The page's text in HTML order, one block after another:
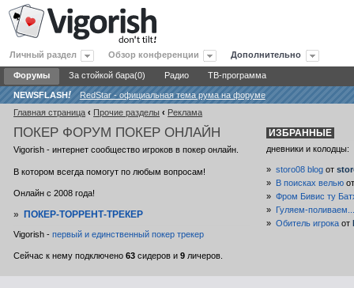
Личный раздел Обзор конференции Дополнительно
Форумы За стойкой бара(0) Радио ТВ-программа
NEWSFLASH!
RedStar - официальная тема рума на форуме
Главная страница ‹ Прочие разделы ‹ Реклама
ПОКЕР ФОРУМ ПОКЕР ОНЛАЙН
Vigorish - интернет сообщество игроков в покер онлайн.
В котором всегда помогут по любым вопросам!
Онлайн с 2008 года!
»ПОКЕР-ТОРРЕНТ-ТРЕКЕР
Vigorish -первый и единственный покер трекер
Сейчас к нему подключено63 сидеров и9 личеров.
ИЗБРАННЫЕ
дневники и колодцы:
»storo08 blog от
»
В поисках велью
»Фром Бивис ту
»
Гуляем-
»Обитель игрока от